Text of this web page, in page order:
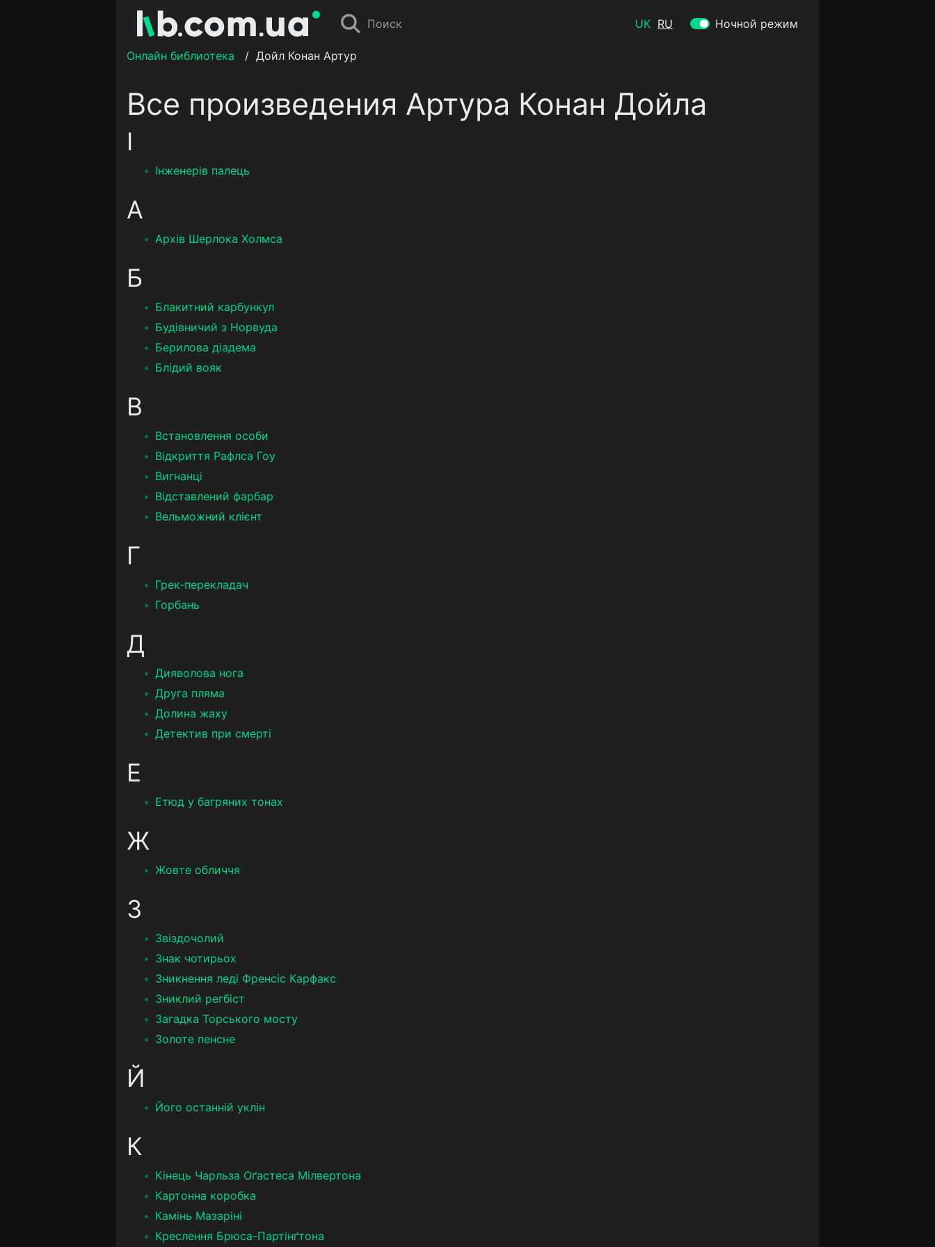
Поиск UK RU Ночной режим
Онлайн библиотека / Дойл Конан Артур
Все произведения Артура Конан Дойла
І
Інженерів палець
А
Архів Шерлока Холмса
Б
Блакитний карбункул
Будівничий з Норвуда
Берилова діадема
Блідий вояк
В
Встановлення особи
Відкриття Рафлса Гоу
Вигнанці
Відставлений фарбар
Вельможний клієнт
Г
Грек-перекладач
Горбань
Д
Дияволова нога
Друга пляма
Долина жаху
Детектив при смерті
Е
Етюд у багряних тонах
Ж
Жовте обличчя
З
Звіздочолий
Знак чотирьох
Зникнення леді Френсіс Карфакс
Зниклий регбіст
Загадка Торського мосту
Золоте пенсне
Й
Його останній уклін
К
Кінець Чарльза Оґастеса Мілвертона
Картонна коробка
Камінь Мазаріні
Креслення Брюса-Партінґтона